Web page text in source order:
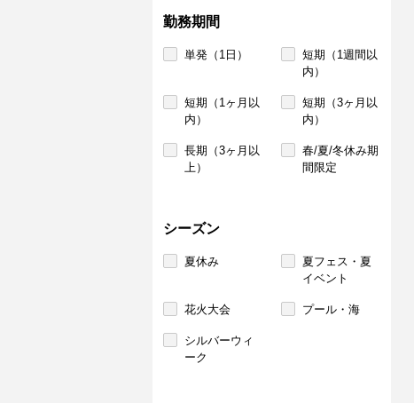
勤務期間
単発（1日）
短期（1週間以
内）
短期（1ヶ月以
内）
短期（3ヶ月以
内）
長期（3ヶ月以
上）
春/夏/冬休み期
間限定
シーズン
夏休み
夏フェス・夏
イベント
花火大会 プール・海
シルバーウィ
ーク